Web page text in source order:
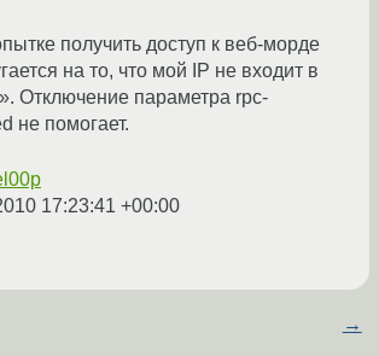
получить доступ к веб-морде
на то, что мой IP не входит в
Отключение параметра rpc-
не помогает.
17:23:41 +00:00
→